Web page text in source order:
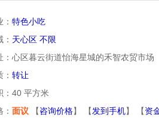
特色小吃
： 天心区 不限
：心区暮云街道怡海星城的禾智农贸市场
转让
：40 平方米
面议 【咨询价格】 【发到手机】 【资